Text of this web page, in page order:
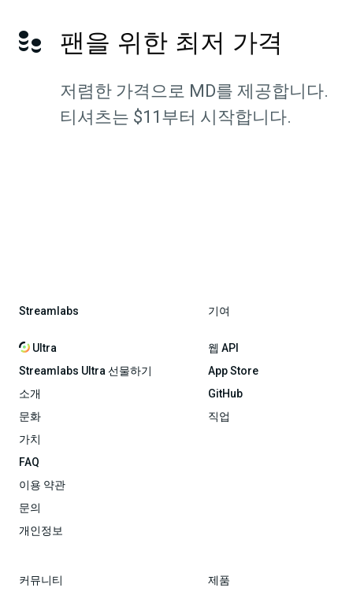
팬을 위한 최저 가격
저렴한 가격으로 MD를 제공합니다.
티셔츠는 $11부터 시작합니다.
Streamlabs
Ultra
Streamlabs Ultra 선물하기
소개
문화
가치
FAQ
이용 약관
문의
개인정보
기여
웹 API
App Store
GitHub
직업
커뮤니티 제품